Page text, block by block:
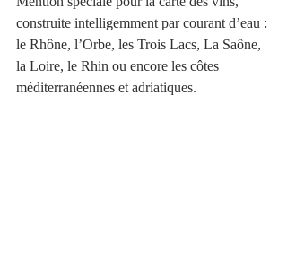
construite intelligemment par courant d’eau :
le Rhône, l’Orbe, les Trois Lacs, La Saône,
la Loire, le Rhin ou encore les côtes
méditerranéennes et adriatiques.